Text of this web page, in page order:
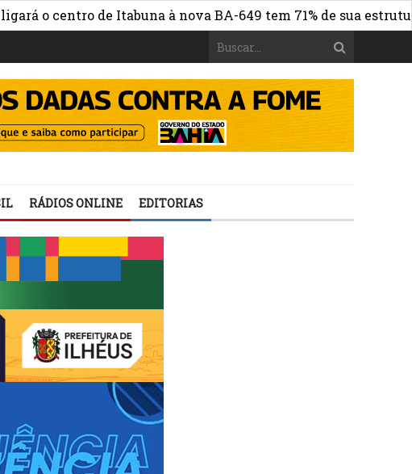
de Itabuna à nova BA-649 tem 71% de sua estrutura de
RÁDIOS ONLINE EDITORIAS